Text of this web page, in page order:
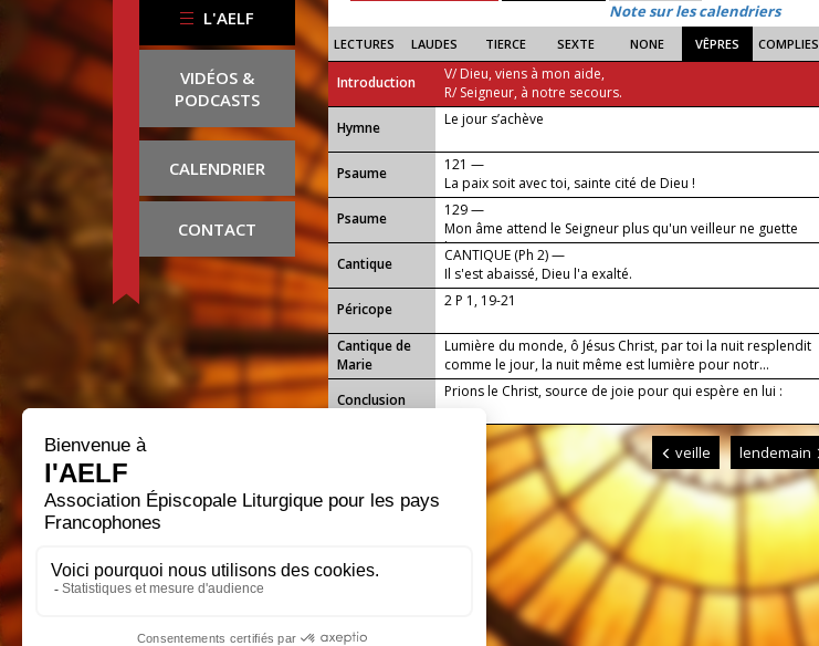
L'AELF
VIDÉOS &
PODCASTS
CALENDRIER
CONTACT
Note sur les calendriers
LECTURES LAUDES TIERCE SEXTE NONE VÊPRES COMPLIES
Introduction
V/ Dieu, viens à mon aide,
R/ Seigneur, à notre secours.
...
Hymne Le jour s’achève
Psaume
121 —
La paix soit avec toi, sainte cité de Dieu !
Psaume
129 —
Mon âme attend le Seigneur plus qu'un veilleur ne guette
l'aurore.
Cantique
CANTIQUE (Ph 2) —
Il s'est abaissé, Dieu l'a exalté.
Péricope
2 P 1, 19-21
Cantique de
Marie
Lumière du monde, ô Jésus Christ, par toi la nuit resplendit
comme le jour, la nuit même est lumière pour notr...
Conclusion
Prions le Christ, source de joie pour qui espère en lui :
veille lendemain